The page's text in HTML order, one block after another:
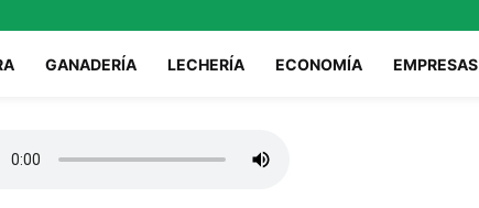
GANADERÍA LECHERÍA ECONOMÍA EMPRESAS